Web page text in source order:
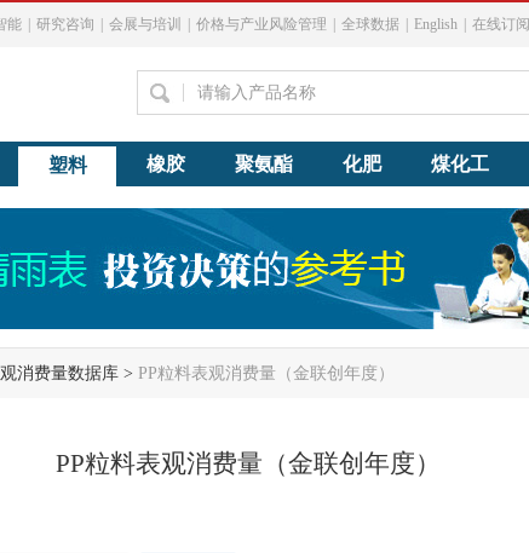
能 研究咨询 会展与培训 价格与产业风险管理 全球数据 English 在线订阅
塑料 橡胶 聚氨酯 化肥 煤化工
消费量数据库 > PP粒料表观消费量（金联创年度）
PP粒料表观消费量（金联创年度）